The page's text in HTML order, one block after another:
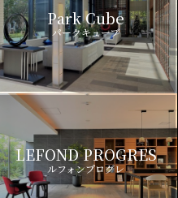
Park Cube
パークキューブ
LEFOND PROGRES
ルフォンプログレ